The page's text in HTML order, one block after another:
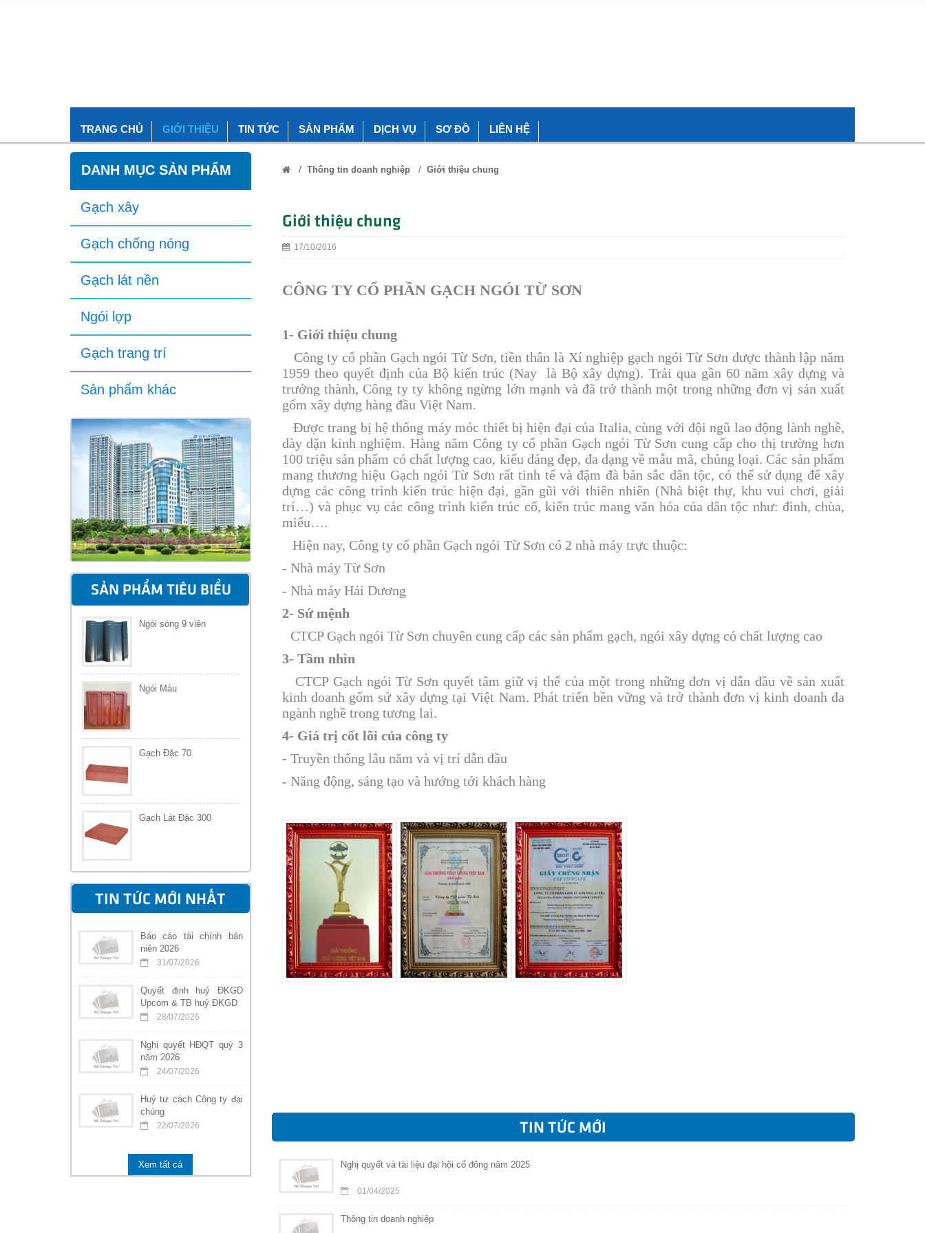
TRANG CHỦ GIỚI THIỆU TIN TỨC SẢN PHẨM DỊCH VỤ SƠ ĐỒ LIÊN HỆ
DANH MỤC SẢN PHẨM
Gạch xây
Gạch chống nóng
Gạch lát nền
Ngói lợp
Gạch trang trí
Sản phẩm khác
SẢN PHẨM TIÊU BIỂU
Ngói sóng 9 viên
Ngói Màu
Gạch Đặc 70
Gạch Lát Đặc 300
TIN TỨC MỚI NHẤT
Báo cáo tài chính bán
niên 2026
31/07/2026
Quyết định huỷ ĐKGD
Upcom & TB huỷ ĐKGD
28/07/2026
Nghị quyết HĐQT quý 3
năm 2026
24/07/2026
Huỷ tư cách Công ty đại
chúng
22/07/2026
Xem tất cả
/ Thông tin doanh nghiệp/ Giới thiệu chung
Giới thiệu chung
17/10/2016
CÔNG TY CỔ PHẦN GẠCH NGÓI TỪ SƠN
1- Giới thiệu chung
Công ty cổ phần Gạch ngói Từ Sơn, tiền thân là Xí nghiệp gạch ngói Từ Sơn được thành lập năm
1959 theo quyết định của Bộ kiến trúc (Nay là Bộ xây dựng). Trải qua gần 60 năm xây dựng và
trưởng thành, Công ty ty không ngừng lớn mạnh và đã trở thành một trong những đơn vị sản xuất
gốm xây dựng hàng đầu Việt Nam.
Được trang bị hệ thống máy móc thiết bị hiện đại của Italia, cùng với đội ngũ lao động lành nghề,
dày dặn kinh nghiệm. Hàng năm Công ty cổ phần Gạch ngói Từ Sơn cung cấp cho thị trường hơn
100 triệu sản phẩm có chất lượng cao, kiểu dáng đẹp, đa dạng về mẫu mã, chủng loại. Các sản phẩm
mang thương hiệu Gạch ngói Từ Sơn rất tinh tế và đậm đà bản sắc dân tộc, có thể sử dụng để xây
dựng các công trình kiến trúc hiện đại, gần gũi với thiên nhiên (Nhà biệt thự, khu vui chơi, giải
trí…) và phục vụ các công trình kiến trúc cổ, kiến trúc mang văn hóa của dân tộc như: đình, chùa,
miếu….
Hiện nay, Công ty cổ phần Gạch ngói Từ Sơn có 2 nhà máy trực thuộc:
- Nhà máy Từ Sơn
- Nhà máy Hải Dương
2- Sứ mệnh
CTCP Gạch ngói Từ Sơn chuyên cung cấp các sản phẩm gạch, ngói xây dựng có chất lượng cao
3- Tầm nhìn
CTCP Gạch ngói Từ Sơn quyết tâm giữ vị thế của một trong những đơn vị dẫn đầu về sản xuất
kinh doanh gốm sứ xây dựng tại Việt Nam. Phát triển bền vững và trở thành đơn vị kinh doanh đa
ngành nghề trong tương lai.
4- Giá trị cốt lõi của công ty
- Truyền thống lâu năm và vị trí dẫn đầu
- Năng động, sáng tạo và hướng tới khách hàng
TIN TỨC MỚI
Nghị quyết và tài liệu đại hội cổ đông năm 2025
01/04/2025
Thông tin doanh nghiệp